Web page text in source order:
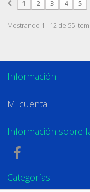
1 2 3 4 5
Mostrando 1 - 12 de 55
Información
Mi cuenta
Información sobre
Categorías